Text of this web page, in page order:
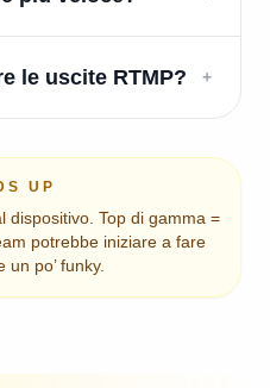
le uscite RTMP? +
UP
dispositivo. Top di gamma =
potrebbe iniziare a fare
po’ funky.